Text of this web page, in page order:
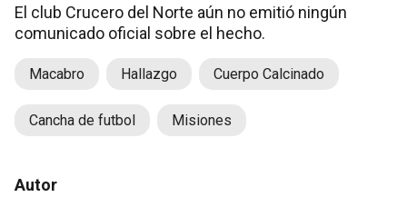
El club Crucero del Norte aún no emitió ningún
comunicado oficial sobre el hecho.
Macabro Hallazgo Cuerpo Calcinado
Cancha de futbol Misiones
Autor